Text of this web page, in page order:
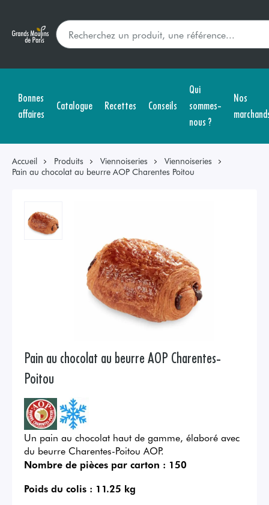
Bonnes
affaires
Catalogue Recettes Conseils
Qui
sommes-
nous ?
Nos
Accueil Produits Viennoiseries
Viennoiseries
Pain au chocolat au beurre AOP Charentes Poitou
Pain au chocolat au beurre AOP Charentes-
Poitou
Un pain au chocolat haut de gamme, élaboré avec
du beurre Charentes-Poitou AOP.
Nombre de pièces par carton : 150
Poids du colis : 11.25 kg